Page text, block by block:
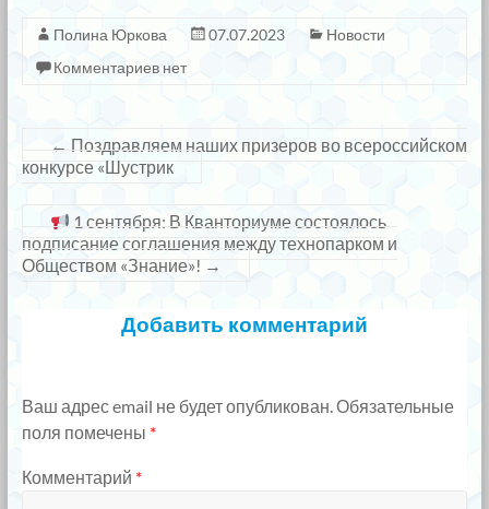
Полина Юркова 07.07.2023
Новости
Комментариев нет
← Поздравляем наших призеров во всероссийском
конкурсе «Шустрик
1 сентября: В Кванториуме состоялось
подписание соглашения между технопарком и
Обществом «Знание»! →
Добавить комментарий
Ваш адрес email не будет опубликован. Обязательные
поля помечены *
Комментарий *